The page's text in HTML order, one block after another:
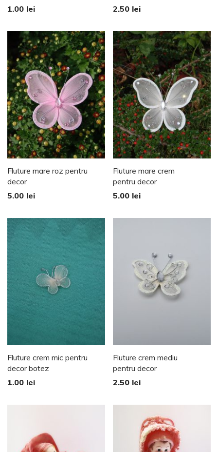
1.00 lei
2.50 lei
Fluture mare roz pentru
decor
5.00 lei
Fluture mare crem
pentru decor
5.00 lei
Fluture crem mic pentru
decor botez
1.00 lei
Fluture crem mediu
pentru decor
2.50 lei